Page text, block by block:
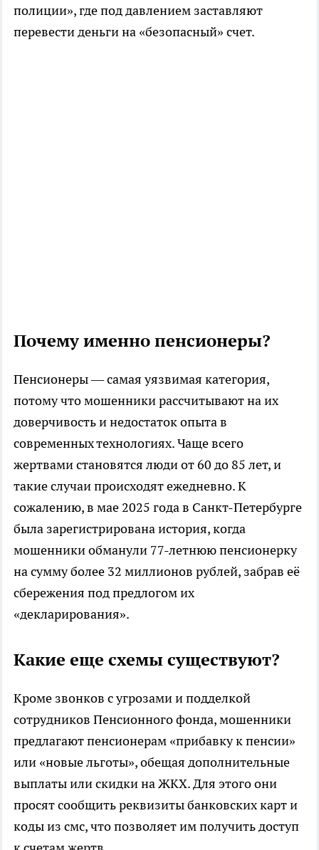
полиции», где под давлением заставляют
перевести деньги на «безопасный» счет.
Почему именно пенсионеры?
Пенсионеры — самая уязвимая категория,
потому что мошенники рассчитывают на их
доверчивость и недостаток опыта в
современных технологиях. Чаще всего
жертвами становятся люди от 60 до 85 лет, и
такие случаи происходят ежедневно. К
сожалению, в мае 2025 года в Санкт-Петербурге
была зарегистрирована история, когда
мошенники обманули 77-летнюю пенсионерку
на сумму более 32 миллионов рублей, забрав её
сбережения под предлогом их
«декларирования».
Какие еще схемы существуют?
Кроме звонков с угрозами и подделкой
сотрудников Пенсионного фонда, мошенники
предлагают пенсионерам «прибавку к пенсии»
или «новые льготы», обещая дополнительные
выплаты или скидки на ЖКХ. Для этого они
просят сообщить реквизиты банковских карт и
коды из смс, что позволяет им получить доступ